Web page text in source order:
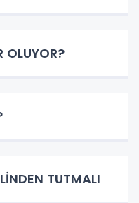
OLUYOR?
TUTMALI